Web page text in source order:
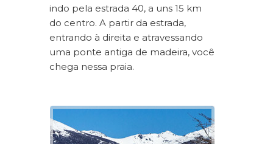
indo pela estrada 40, a uns 15 km
do centro. A partir da estrada,
entrando à direita e atravessando
uma ponte antiga de madeira, você
chega nessa praia.